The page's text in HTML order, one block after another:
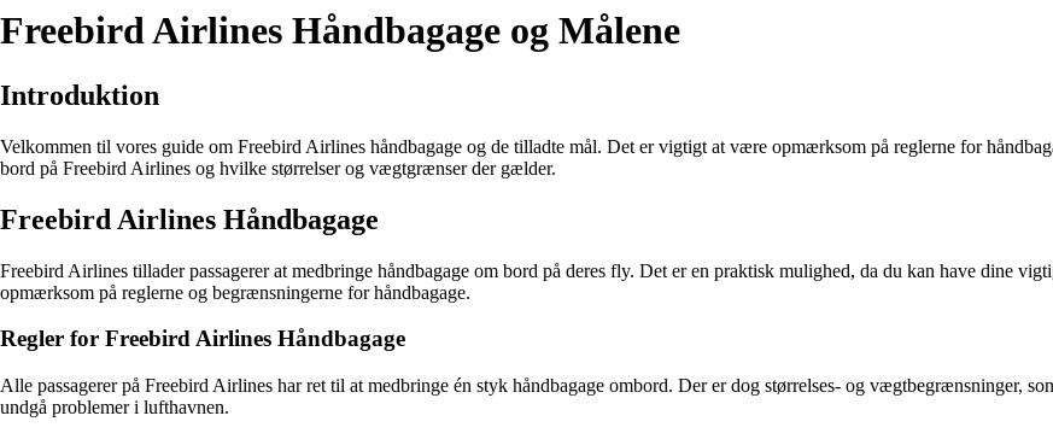
Freebird Airlines Håndbagage og Målene
Introduktion
Velkommen til vores guide om Freebird Airlines håndbagage og de tilladte mål. Det er vigtigt at være opmærksom på reglerne for
bord på Freebird Airlines og hvilke størrelser og vægtgrænser der gælder.
Freebird Airlines Håndbagage
Freebird Airlines tillader passagerer at medbringe håndbagage om bord på deres fly. Det er en praktisk mulighed, da du kan have dine
opmærksom på reglerne og begrænsningerne for håndbagage.
Regler for Freebird Airlines Håndbagage
Alle passagerer på Freebird Airlines har ret til at medbringe én styk håndbagage ombord. Der er dog størrelses- og vægtbegrænsninger,
undgå problemer i lufthavnen.